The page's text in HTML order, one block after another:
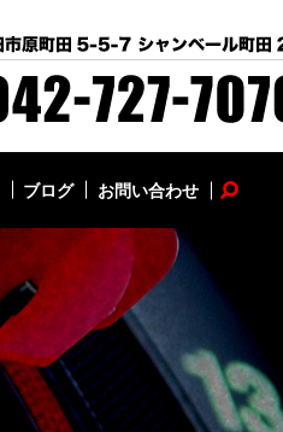
ブログ お問い合わせ search